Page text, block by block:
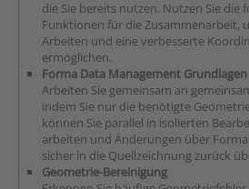
die Sie bereits nutzen. Nutzen Sie die
Funktionen für die Zusammenarbeit,
Arbeiten und eine verbesserte
ermöglichen.
Forma Data Management Grundlagen
Arbeiten Sie gemeinsam an
indem Sie nur die benötigte
können Sie parallel in isolierten
arbeiten und Änderungen über
sicher in die Quellzeichnung zurück
Geometrie-Bereinigung